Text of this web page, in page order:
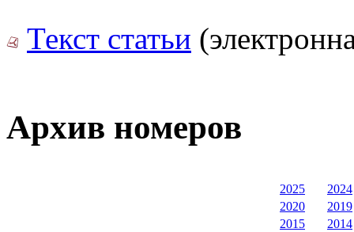
Текст статьи
Архив номеров
2025
2024
2020
2019
2015
2014